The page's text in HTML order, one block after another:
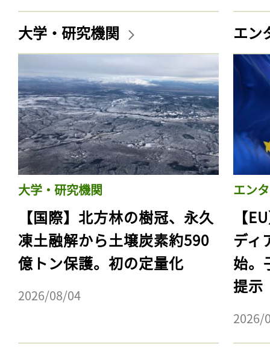
大学・研究機関
大学・研究機関
【国際】北方林の樹冠、永久
凍土融解から土壌炭素約590
億トン保護。初の定量化
2026/08/04
エン
エン
【
ディ
始。
提示
2026/